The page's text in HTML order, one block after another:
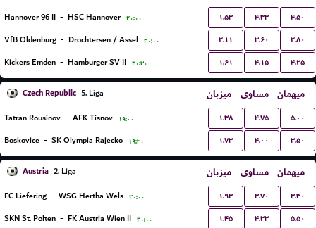
Hannover 96 II - HSC Hannover ۲۰:۰۰ ۱.۵۳ ۴.۳۳ ۴.۵۰
VfB Oldenburg - Drochtersen / Assel ۲۰:۰۰ ۲.۱۱ ۳.۶۰ ۲.۸۰
Kickers Emden - Hamburger SV II ۲۰:۳۰ ۱.۶۱ ۴.۱۵ ۴.۲۵
Czech Republic 5. Liga میزبان مساوی میهمان
Tatran Rousinov - AFK Tisnov ۱۹:۰۰ ۱.۳۸ ۴.۷۵ ۵.۰۰
Boskovice - SK Olympia Rajecko ۱۹:۳۰ ۱.۷۳ ۴.۰۰ ۳.۵۰
Austria 2. Liga میزبان مساوی میهمان
FC Liefering - WSG Hertha Wels ۲۰:۰۰ ۱.۹۳ ۳.۷۰ ۳.۳۰
SKN St. Polten - FK Austria Wien II ۲۰:۰۰ ۱.۴۵ ۴.۳۳ ۵.۵۰